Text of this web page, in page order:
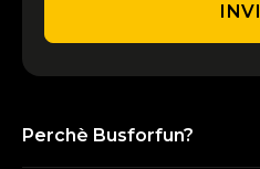
Perchè Busforfun?